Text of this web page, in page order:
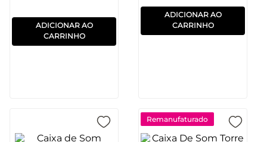
ADICIONAR AO
CARRINHO
ADICIONAR AO
CARRINHO
Remanufaturado